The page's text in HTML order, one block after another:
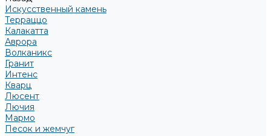
Искусственный камень
Терраццо
Калакатта
Аврора
Волканикс
Гранит
Интенс
Кварц
Люсент
Лючия
Мармо
Песок и жемчуг